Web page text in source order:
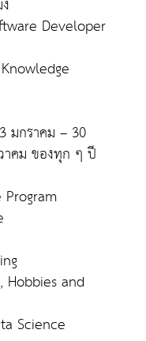
Developer
มกราคม – 30
คม ของทุก ๆ ปี
Hobbies and
Science